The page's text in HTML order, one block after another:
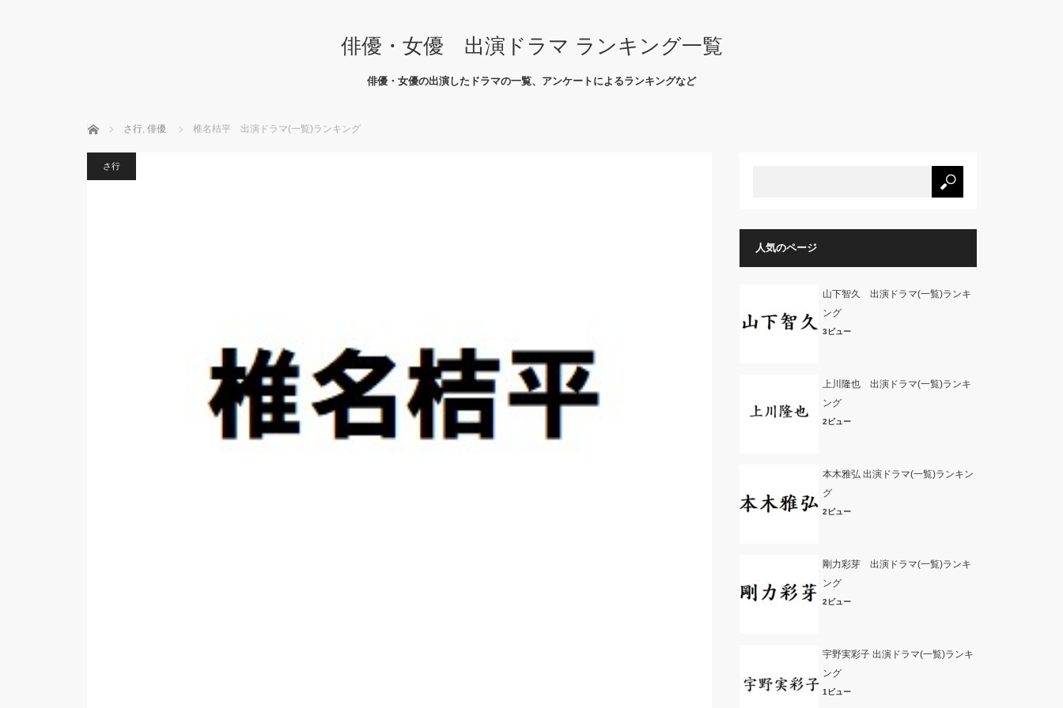
俳優・女優 出演ドラマ ランキング一覧
俳優・女優の出演したドラマの一覧、アンケートによるランキングなど
ホーム さ行, 俳優 椎名桔平 出演ドラマ(一覧)ランキング
さ行
人気のページ
山下智久 出演ドラマ(一覧)ランキ
ング
3ビュー
上川隆也 出演ドラマ(一覧)ランキ
ング
2ビュー
本木雅弘 出演ドラマ(一覧)ランキン
グ
2ビュー
剛力彩芽 出演ドラマ(一覧)ランキ
ング
2ビュー
宇野実彩子 出演ドラマ(一覧)ランキ
ング
1ビュー